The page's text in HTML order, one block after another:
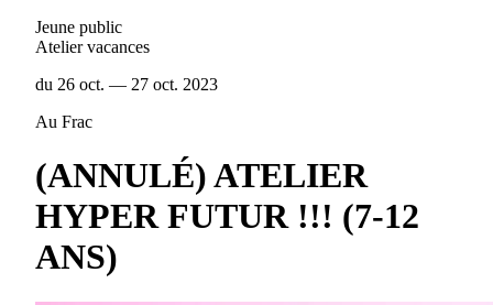
Jeune public
Atelier vacances
du 26 oct. — 27 oct. 2023
Au Frac
(ANNULÉ) ATELIER
HYPER FUTUR !!! (7-12
ANS)